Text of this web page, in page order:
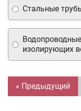
Стальные
изолирующих
« Предыдущий